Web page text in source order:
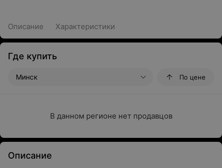
Описание Характеристики
Где купить
Минск По цене
В данном регионе нет продавцов
Описание